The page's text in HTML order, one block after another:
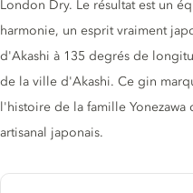
London Dry. Le résultat est un
harmonie, un esprit vraiment
d'Akashi à 135 degrés de
de la ville d'Akashi. Ce gin
l'histoire de la famille
artisanal japonais.